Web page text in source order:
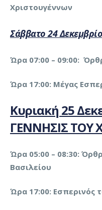
Χριστουγέννων
Σάββατο 24
Ώρα 07:00 – 09:00:
Ώρα 17:00: Μέγας
Κυριακή 25
ΓΕΝΝΗΣΙΣ ΤΟΥ
Ώρα 05:00 – 08:30:
Βασιλείου
Ώρα 17:00: Εσπερινός